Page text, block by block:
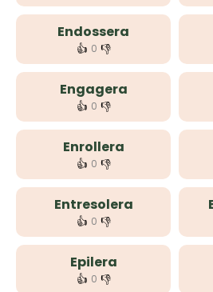
Endossera
👍 0 👎
Engagera
👍 0 👎
Enrollera
👍 0 👎
Entresolera
👍 0 👎
Epilera
👍 0 👎